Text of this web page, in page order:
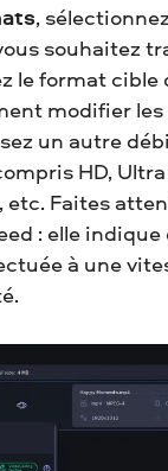
,
souhaitez
le format cible
modifier
un autre
HD,
etc. Faites
: elle indique
à une